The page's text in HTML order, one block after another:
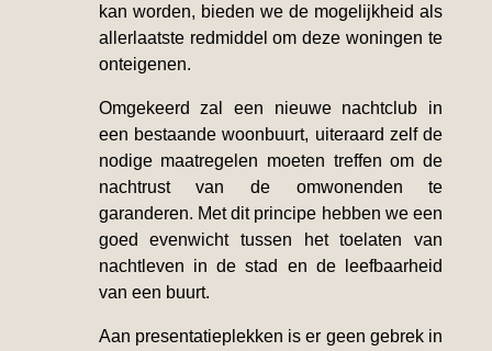
kan worden, bieden we de mogelijkheid als
allerlaatste redmiddel om deze woningen te
onteigenen.
Omgekeerd zal een nieuwe nachtclub in
een bestaande woonbuurt, uiteraard zelf de
nodige maatregelen moeten treffen om de
nachtrust van de omwonenden te
garanderen. Met dit principe hebben we een
goed evenwicht tussen het toelaten van
nachtleven in de stad en de leefbaarheid
van een buurt.
Aan presentatieplekken is er geen gebrek in